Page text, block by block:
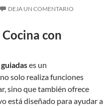
DEJA UN COMENTARIO
con
es un
solo realiza funciones
sino que también ofrece
está diseñado para ayudar a